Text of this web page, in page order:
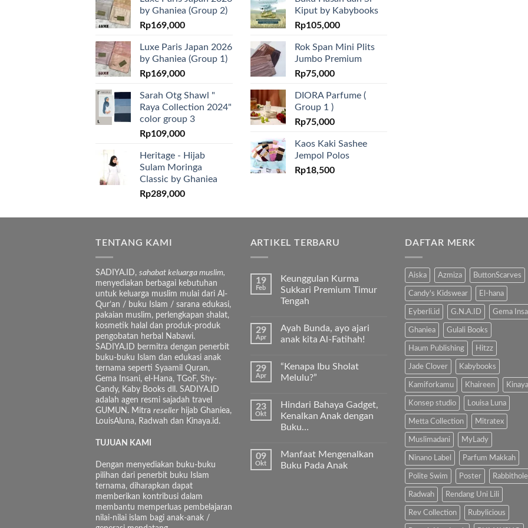
by Ghaniea (Group 2)
Rp169,000
Luxe Paris Japan 2026
by Ghaniea (Group 1)
Rp169,000
Sarah Otg Shawl "
Raya Collection 2024"
color group 3
Rp109,000
Heritage - Hijab
Sulam Moringa
Classic by Ghaniea
Rp289,000
Kiput by Kabybooks
Rp105,000
Rok Span Mini Plits
Jumbo Premium
Rp75,000
DIORA Parfume (
Group 1 )
Rp75,000
Kaos Kaki Sashee
Jempol Polos
Rp18,500
TENTANG KAMI
SADIYA.ID, sahabat keluarga muslim,
menyediakan berbagai kebutuhan
untuk keluarga muslim mulai dari Al-
Qur’an / buku Islam / sarana edukasi,
pakaian muslim, perlengkapan shalat,
kosmetik halal dan produk-produk
pengobatan herbal Nabawi.
SADIYA.ID bermitra dengan penerbit
buku-buku Islam dan edukasi anak
ternama seperti Syaamil Quran,
Gema Insani, el-Hana, TGoF, Shy-
Candy, Kaby Books dll. SADIYA.ID
adalah agen resmi sajadah travel
GUMUN. Mitra reseller hijab Ghaniea,
LouisAluna, Radwah dan Kinaya.id.
TUJUAN KAMI
Dengan menyediakan buku-buku
pilihan dari penerbit buku Islam
ternama, diharapkan dapat
memberikan kontribusi dalam
membantu memperluas pembelajaran
nilai-nilai islam bagi anak-anak /
ARTIKEL TERBARU
19
Feb
Keunggulan Kurma
Sukkari Premium Timur
Tengah
komentar
Keunggulan
Premium
Timur
Tengah
29
Apr
Ayah Bunda, ayo ajari
anak kita Al-Fatihah!
komentar
pada
Ayah
ajari
anak
kita
Al-
29
Apr
“Kenapa Ibu Sholat
Melulu?”
komentar
pada
“Kenapa
Ibu
23
Okt
Hindari Bahaya Gadget,
Kenalkan Anak dengan
Buku…
komentar
pada
Hindari
09
Okt
Manfaat Mengenalkan
Buku Pada Anak
DAFTAR MERK
Aiska Azmiza ButtonScarves
Candy's Kidswear El-hana
Eyberli.id G.N.A.ID Gema
Ghaniea Gulali Books
Haum Publishing Hitzz
Jade Clover Kabybooks
Kamiforkamu Khaireen Kinaya
Konsep studio Louisa Luna
Metta Collection Mitratex
Muslimadani MyLady
Ninano Label Parfum Makkah
Polite Swim Poster Rabbithole
Radwah Rendang Uni Lili
Rev Collection Rubylicious